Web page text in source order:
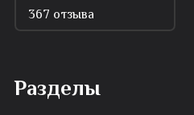
367 отзыва
Разделы